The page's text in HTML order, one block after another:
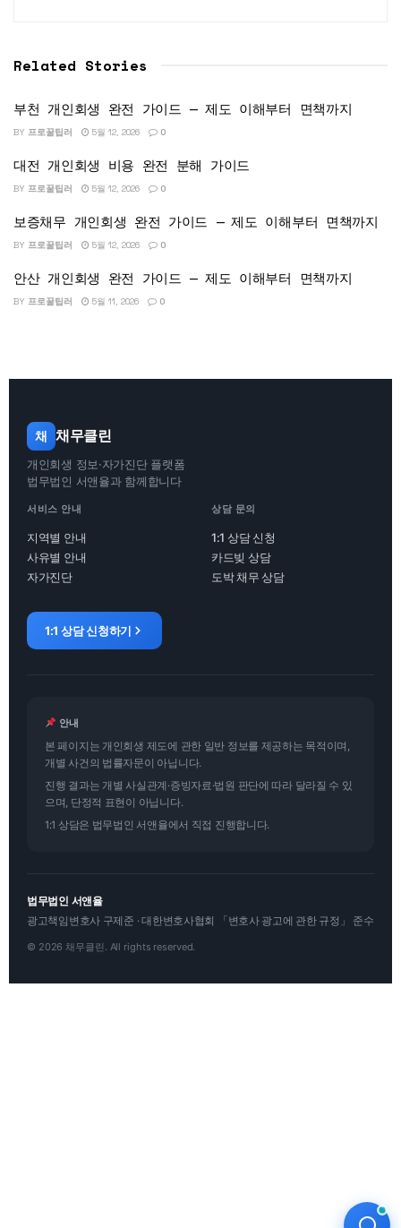
Related Stories
부천 개인회생 완전 가이드 — 제도 이해부터 면책까지
BY 프로꿀팁러 5월 12, 2026 0
대전 개인회생 비용 완전 분해 가이드
BY 프로꿀팁러 5월 12, 2026 0
보증채무 개인회생 완전 가이드 — 제도 이해부터 면책까지
BY 프로꿀팁러 5월 12, 2026 0
안산 개인회생 완전 가이드 — 제도 이해부터 면책까지
BY 프로꿀팁러 5월 11, 2026 0
채 채무클린
개인회생 정보·자가진단 플랫폼
법무법인 서앤율과 함께합니다
서비스 안내
지역별 안내
사유별 안내
자가진단
상담 문의
1:1 상담 신청
카드빚 상담
도박 채무 상담
1:1 상담 신청하기
안내
본 페이지는 개인회생 제도에 관한 일반 정보를 제공하는 목적이며,
개별 사건의 법률자문이 아닙니다.
진행 결과는 개별 사실관계·증빙자료·법원 판단에 따라 달라질 수 있
으며, 단정적 표현이 아닙니다.
1:1 상담은 법무법인 서앤율에서 직접 진행합니다.
법무법인 서앤율
광고책임변호사 구제준 · 대한변호사협회 「변호사 광고에 관한 규정」 준수
© 2026 채무클린. All rights reserved.